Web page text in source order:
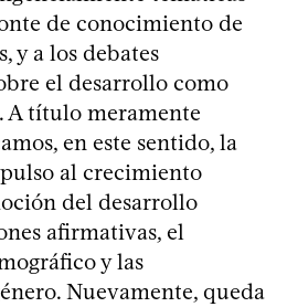
de conocimiento de
y a los debates
el desarrollo como
A título meramente
en este sentido, la
al crecimiento
del desarrollo
afirmativas, el
y las
Nuevamente, queda